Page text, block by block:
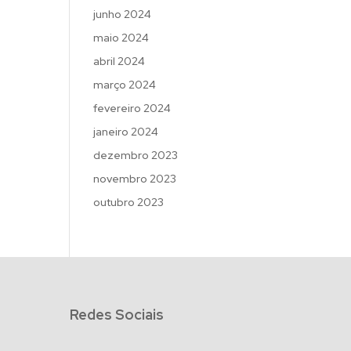
junho 2024
maio 2024
abril 2024
março 2024
fevereiro 2024
janeiro 2024
dezembro 2023
novembro 2023
outubro 2023
Redes Sociais